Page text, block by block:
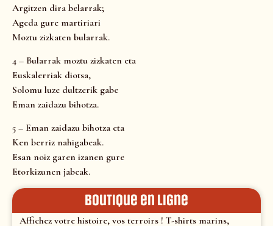
Argitzen dira belarrak;
Ageda gure martiriari
Moztu zizkaten bularrak.
4 – Bularrak moztu zizkaten eta
Euskalerriak diotsa,
Solomu luze dultzerik gabe
Eman zaidazu bihotza.
5 – Eman zaidazu bihotza eta
Ken berriz nahigabeak.
Esan noiz garen izanen gure
Etorkizunen jabeak.
Boutique en ligne
Affichez votre histoire, vos terroirs ! T-shirts marins,